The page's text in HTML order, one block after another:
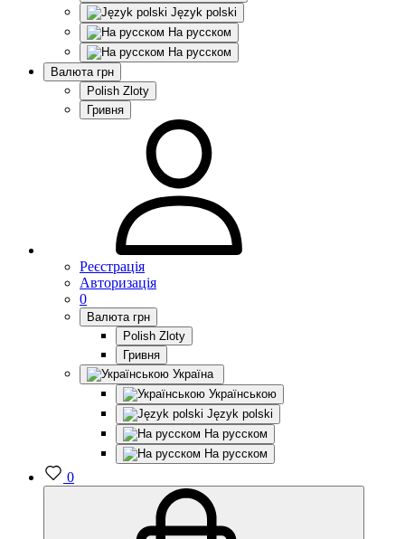
Język polski
На русском
На русском
Валюта грн
Polish Zloty
Гривня
Реєстрація
Авторизація
0
Валюта грн
Polish Zloty
Гривня
Україна
Українською
Język polski
На русском
На русском
0